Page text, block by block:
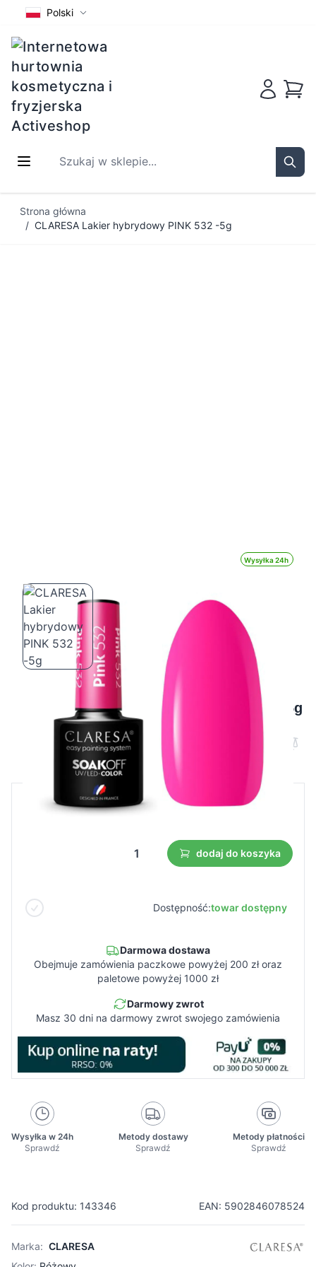
Polski
Szukaj w sklepie...
Strona główna
/ CLARESA Lakier hybrydowy PINK 532 -5g
Wysyłka 24h
CLARESA Lakier hybrydowy PINK 532 -5g
Kod produktu: 143346 EAN: 5902846078524
Marka: CLARESA
Cena B2B Cena detaliczna
4,23 €
dodaj do koszyka
Dostępność:towar dostępny
Darmowa dostawa
Obejmuje zamówienia paczkowe powyżej 200 zł oraz
paletowe powyżej 1000 zł
Darmowy zwrot
Masz 30 dni na darmowy zwrot swojego zamówienia
Wysyłka w 24h
Sprawdź
Metody dostawy
Sprawdź
Metody płatności
Sprawdź